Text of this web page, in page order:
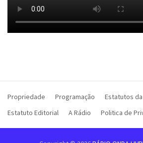
Propriedade Programação
Estatutos
Estatuto Editorial
A Rádio Politica de